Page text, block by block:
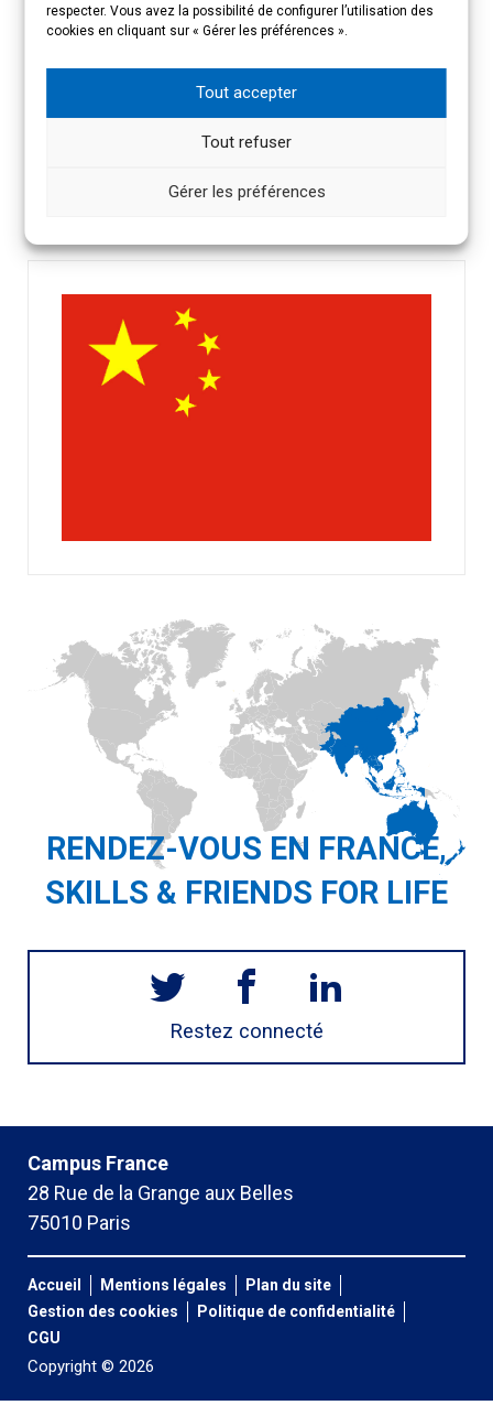
respecter. Vous avez la possibilité de configurer l’utilisation des
cookies en cliquant sur « Gérer les préférences ».
Tout accepter
Tout refuser
Gérer les préférences
INSCRIPTION
RENDEZ-VOUS EN FRANCE,
SKILLS & FRIENDS FOR LIFE
Restez connecté
Accueil Mentions légales
Plan du site
Gestion des cookies
Politique de confidentialité
CGU
Copyright © 2026
Campus France
28 Rue de la Grange aux Belles
75010 Paris